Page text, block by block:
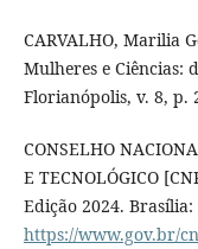
CARVALHO, Marilia
Mulheres e Ciências:
Florianópolis, v. 8, p.
CONSELHO
E TECNOLÓGICO
Edição 2024.
https://www.gov.br/